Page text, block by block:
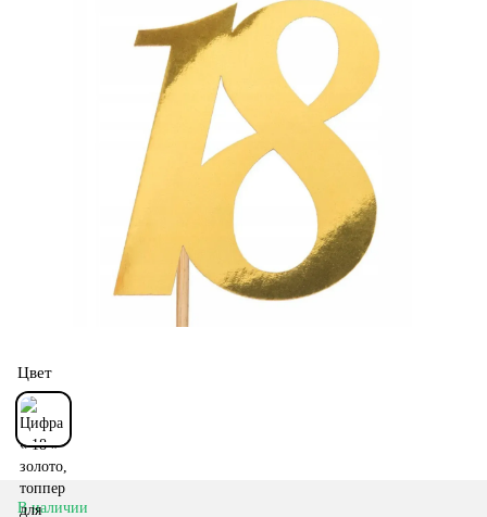
Цвет
В наличии